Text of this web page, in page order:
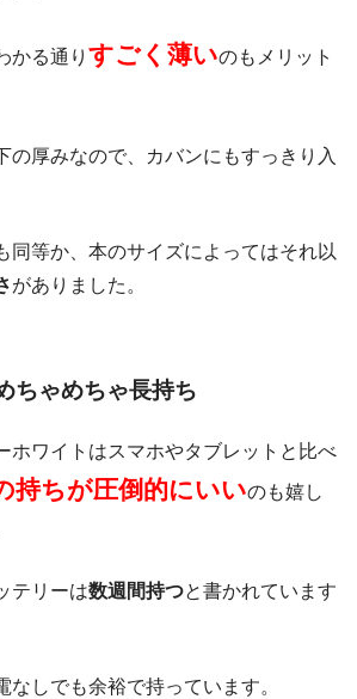
かる通り すごく薄いのもメリット
の厚みなので、カバンにもすっきり入
同等か、本のサイズによってはそれ以
がありました。
ちゃめちゃ長持ち
ホワイトはスマホやタブレットと比べ
持ちが圧倒的にいいのも嬉し
テリーは数週間持つと書かれています
なしでも余裕で持っています。